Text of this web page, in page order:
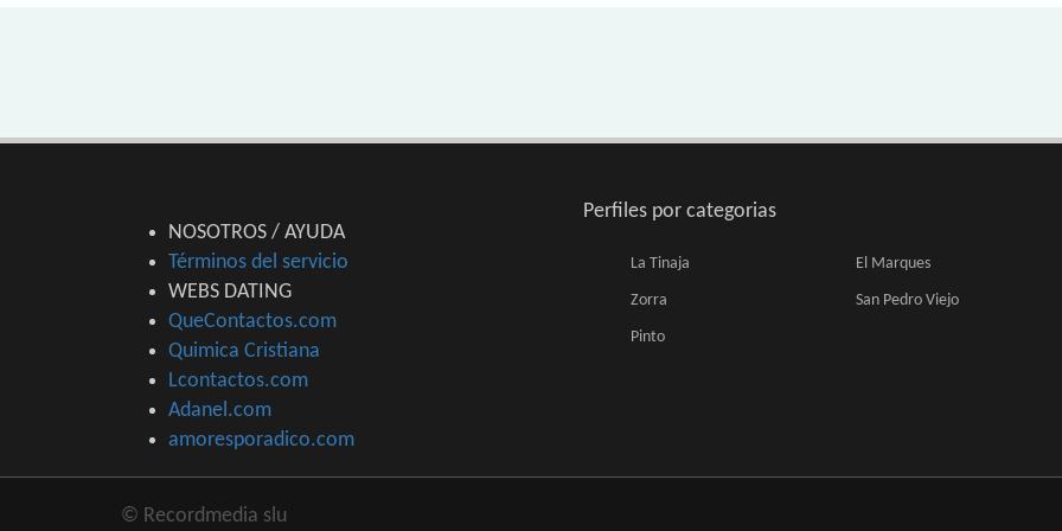
NOSOTROS / AYUDA
Términos del servicio
WEBS DATING
QueContactos.com
Quimica Cristiana
Lcontactos.com
Adanel.com
amoresporadico.com
Perfiles por categorias
La Tinaja El Marques
Zorra San Pedro Viejo
Pinto
© Recordmedia slu